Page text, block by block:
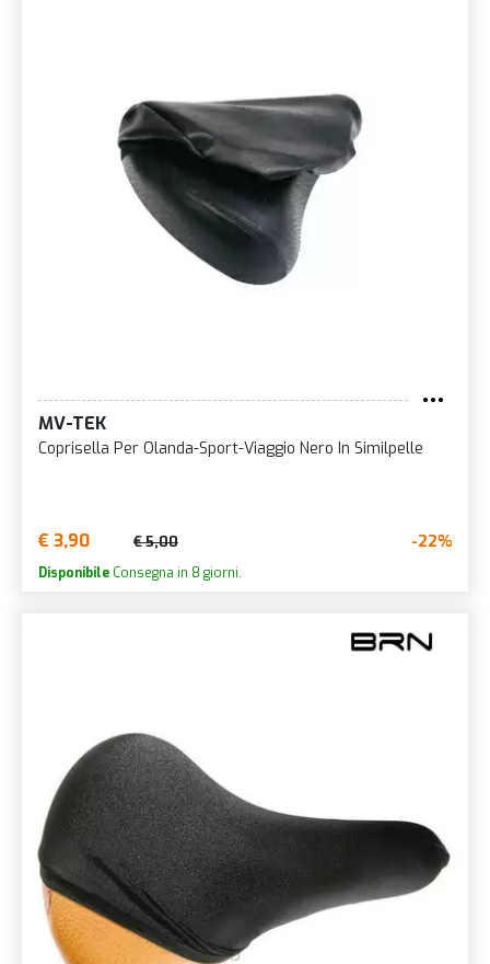
MV-TEK
Coprisella Per Olanda-Sport-Viaggio Nero In Similpelle
€ 3,90 € 5,00 -22%
Disponibile Consegna in 8 giorni.